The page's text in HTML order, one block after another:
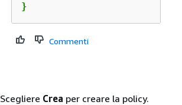
}
Commenti
Scegliere Crea per creare la policy.